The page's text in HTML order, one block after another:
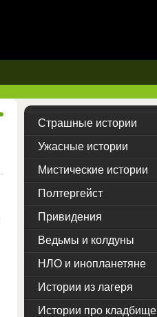
Страшные истории
Ужасные истории
Мистические истории
Полтергейст
Привидения
Ведьмы и колдуны
НЛО и инопланетяне
Истории из лагеря
Истории про кладбище